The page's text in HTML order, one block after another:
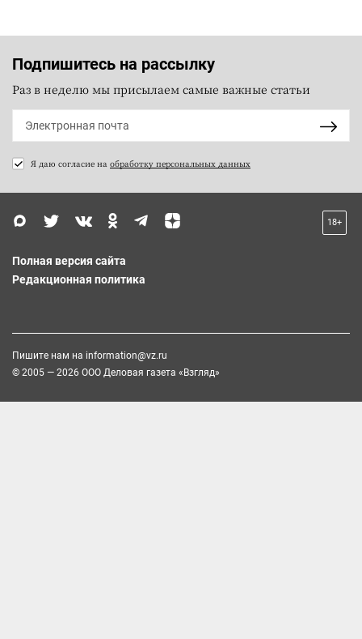
Подпишитесь на рассылку
Раз в неделю мы присылаем самые важные статьи
Я даю согласие на обработку персональных данных
18+
Полная версия сайта
Редакционная политика
Пишите нам на information@vz.ru
© 2005 — 2026 ООО Деловая газета «Взгляд»